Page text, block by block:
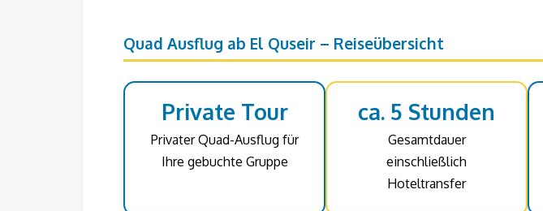
Quad Ausflug ab El Quseir – Reiseübersicht
Private Tour
Privater Quad-Ausflug für
Ihre gebuchte Gruppe
ca. 5 Stunden
Gesamtdauer
einschließlich
Hoteltransfer